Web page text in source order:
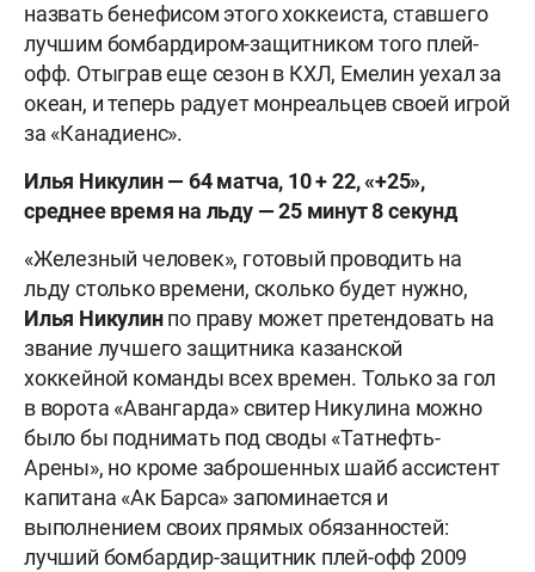
назвать бенефисом этого хоккеиста, ставшего
лучшим бомбардиром-защитником того плей-
офф. Отыграв еще сезон в КХЛ, Емелин уехал за
океан, и теперь радует монреальцев своей игрой
за «Канадиенс».
Илья Никулин — 64 матча, 10 + 22, «+25»,
среднее время на льду — 25 минут 8 секунд
«Железный человек», готовый проводить на
льду столько времени, сколько будет нужно,
Илья Никулинпо праву может претендовать на
звание лучшего защитника казанской
хоккейной команды всех времен. Только за гол
в ворота «Авангарда» свитер Никулина можно
было бы поднимать под своды «Татнефть-
Арены», но кроме заброшенных шайб ассистент
капитана «Ак Барса» запоминается и
выполнением своих прямых обязанностей:
лучший бомбардир-защитник плей-офф 2009